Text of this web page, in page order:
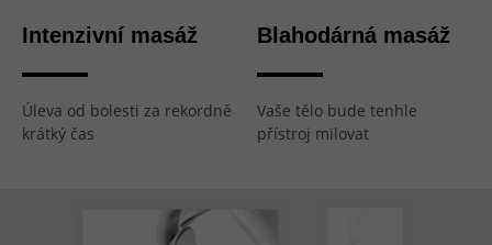
Intenzivní masáž
Úleva od bolesti za rekordně
krátký čas
Blahodárná masáž
Vaše tělo bude tenhle
přístroj milovat